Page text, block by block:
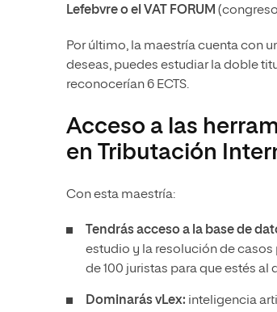
Lefebvre o el VAT FORUM
Por último, la maestría cuenta con
deseas, puedes estudiar la doble
reconocerían 6 ECTS.
Acceso a las
en Tributación
Con esta maestría:
Tendrás acceso a la base de
estudio y la resolución de
de 100 juristas para que estés al
Dominarás vLex: inteligencia